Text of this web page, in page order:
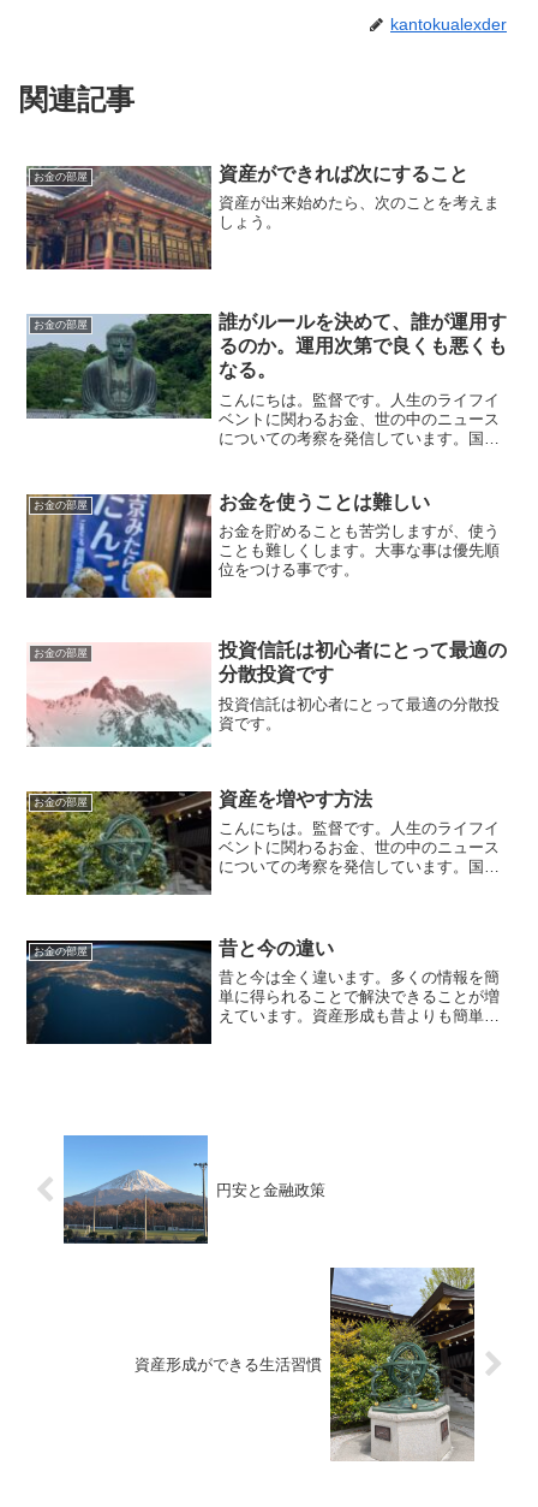
kantokualexder
関連記事
お金の部屋 資産ができれば次にすること
資産が出来始めたら、次のことを考えま
しょう。
お金の部屋
誰がルールを決めて、誰が運用す
るのか。運用次第で良くも悪くも
なる。
こんにちは。監督です。人生のライフイ
ベントに関わるお金、世の中のニュース
についての考察を発信しています。国家
しばらくの間不定期に更新します（プロ
モーションを含みます...
お金の部屋 お金を使うことは難しい
お金を貯めることも苦労しますが、使う
ことも難しくします。大事な事は優先順
位をつける事です。
お金の部屋
投資信託は初心者にとって最適の
分散投資です
投資信託は初心者にとって最適の分散投
資です。
お金の部屋 資産を増やす方法
こんにちは。監督です。人生のライフイ
ベントに関わるお金、世の中のニュース
についての考察を発信しています。国家
ョンを含みます）。...
お金の部屋 昔と今の違い
昔と今は全く違います。多くの情報を簡
単に得られることで解決できることが増
えています。資産形成も昔よりも簡単で
円安と金融政策
資産形成ができる生活習慣